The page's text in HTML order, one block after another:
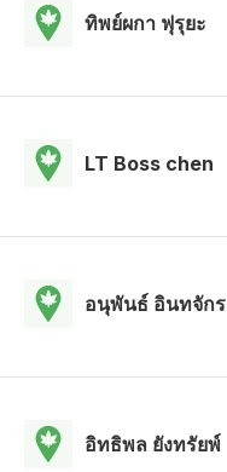
ทิพย์ผกา ฟุรุยะ
LT Boss chen
อนุพันธ์ อินทจักร
อิทธิพล ยังทรัยพ์